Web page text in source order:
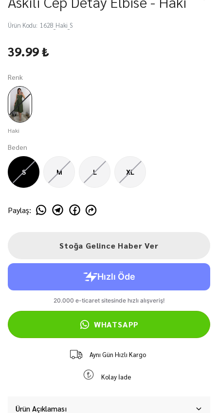
Ürün Kodu: 1628_Haki_S
39.99 ₺
Renk
Haki
Beden
S M L XL
Paylaş:
Stoğa Gelince Haber Ver
WHATSAPP
Aynı Gün Hızlı Kargo
Kolay İade
Ürün Açıklaması